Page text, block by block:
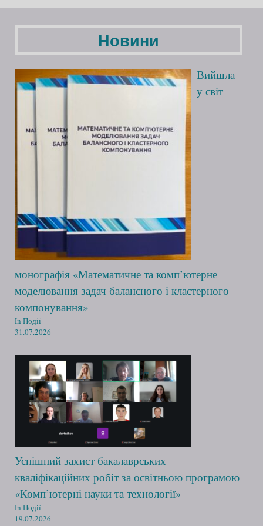
Новини
Вийшла
у світ
монографія «Математичне та комп’ютерне
моделювання задач балансного і кластерного
компонування»
In Події
31.07.2026
Успішний захист бакалаврських
кваліфікаційних робіт за освітньою програмою
«Комп’ютерні науки та технології»
In Події
19.07.2026